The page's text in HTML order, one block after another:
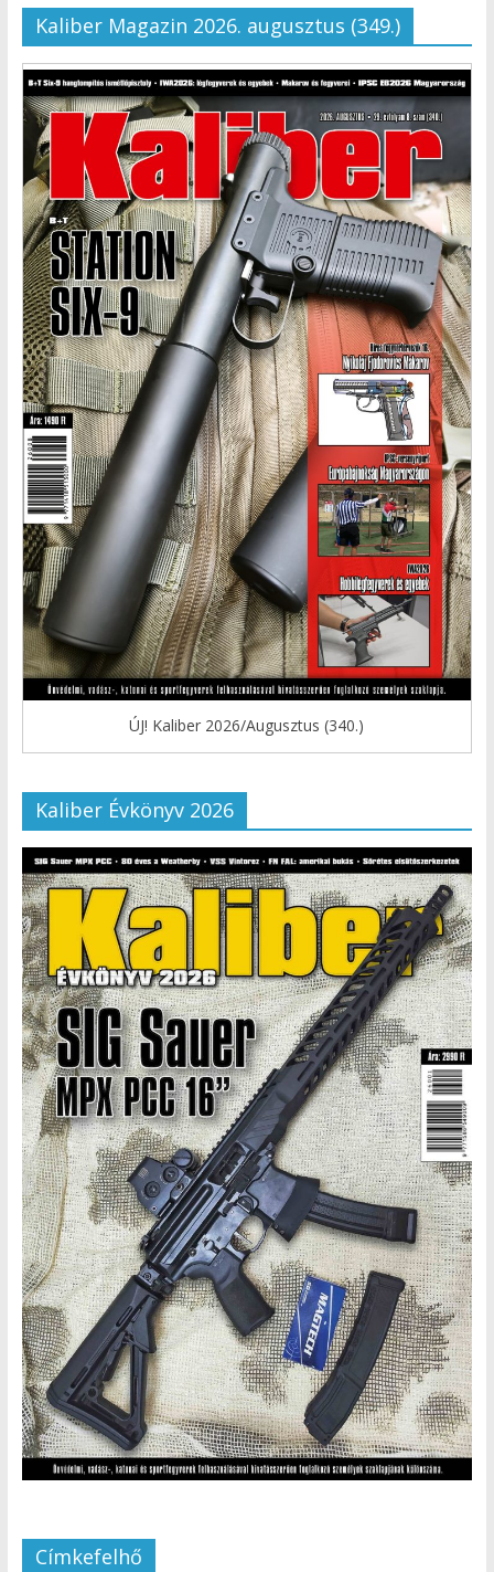
Kaliber Magazin 2026. augusztus (349.)
ÚJ! Kaliber 2026/Augusztus (340.)
Kaliber Évkönyv 2026
Címkefelhő